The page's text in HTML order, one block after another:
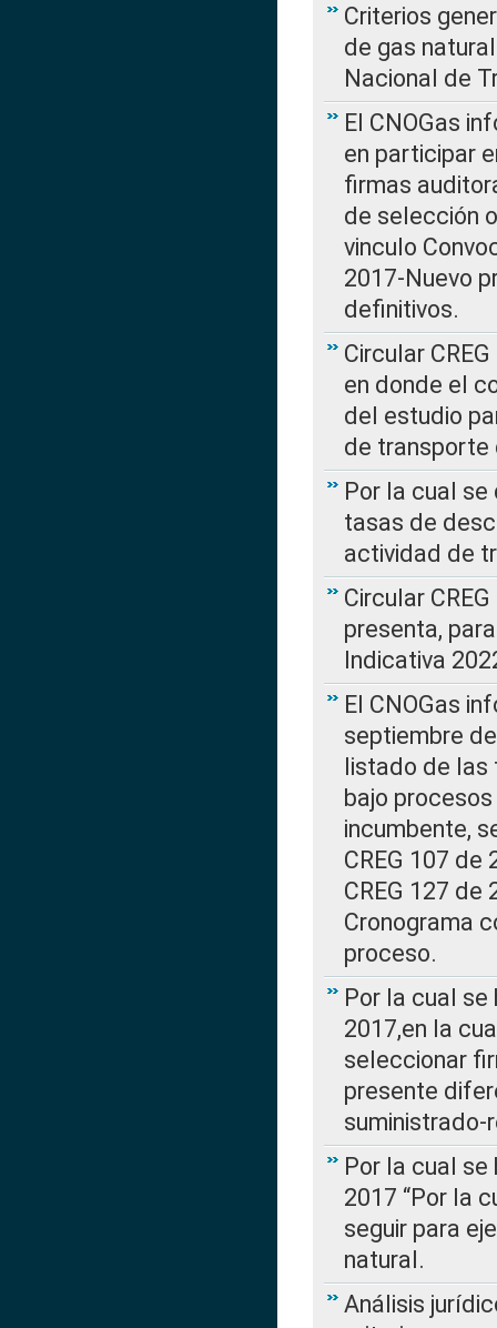
Criterios
de gas
Nacional de
El CNOGas
en participar
firmas
de selección
vinculo
2017-Nuevo
definitivos.
Circular
en donde el
del estudio
de transporte
Por la cual
tasas de
actividad de
Circular
presenta,
Indicativa
El CNOGas
septiembre
listado de las
bajo
incumbente,
CREG 107
CREG 127 de
Cronograma
proceso.
Por la cual se
2017,en la
seleccionar
presente
Por la cual se
2017 “Por la
seguir para
natural.
Análisis